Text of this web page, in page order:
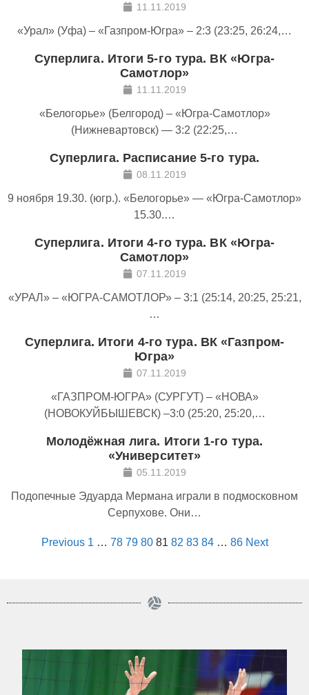
11.11.2019
«Урал» (Уфа) – «Газпром-Югра» – 2:3 (23:25, 26:24,…
Суперлига. Итоги 5-го тура. ВК «Югра-
Самотлор»
11.11.2019
«Белогорье» (Белгород) – «Югра-Самотлор»
(Нижневартовск) — 3:2 (22:25,…
Суперлига. Расписание 5-го тура.
08.11.2019
9 ноября 19.30. (югр.). «Белогорье» — «Югра-Самотлор»
15.30.…
Суперлига. Итоги 4-го тура. ВК «Югра-
Самотлор»
07.11.2019
«УРАЛ» – «ЮГРА-САМОТЛОР» – 3:1 (25:14, 20:25, 25:21,
…
Суперлига. Итоги 4-го тура. ВК «Газпром-
Югра»
07.11.2019
«ГАЗПРОМ-ЮГРА» (СУРГУТ) – «НОВА»
(НОВОКУЙБЫШЕВСК) –3:0 (25:20, 25:20,…
Молодёжная лига. Итоги 1-го тура.
«Университет»
05.11.2019
Подопечные Эдуарда Мермана играли в подмосковном
Серпухове. Они…
Previous 1 … 78 79 80 81 82 83 84 … 86 Next